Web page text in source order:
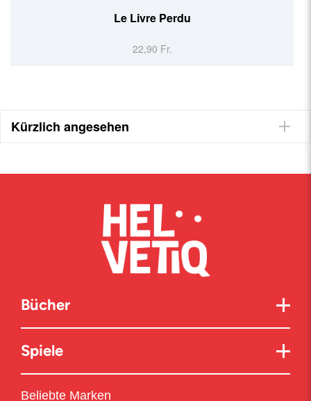
Cartographica Helvetica (FR)
39,90 Fr.
Kürzlich angesehen
Bücher
Spiele
Beliebte Marken